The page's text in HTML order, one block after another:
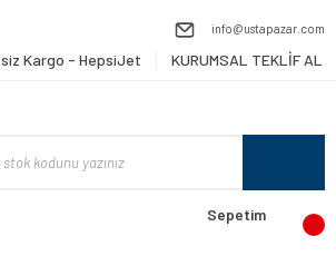
info@ustapazar.com
Kargo - HepsiJet KURUMSAL TEKLİF AL
Sepetim